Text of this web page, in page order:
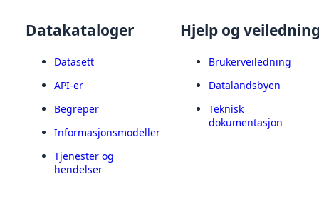
Datakataloger
Datasett
API-er
Begreper
Informasjonsmodeller
Tjenester og
hendelser
Hjelp og
Brukerveiledning
Datalandsbyen
Teknisk
dokumentasjon